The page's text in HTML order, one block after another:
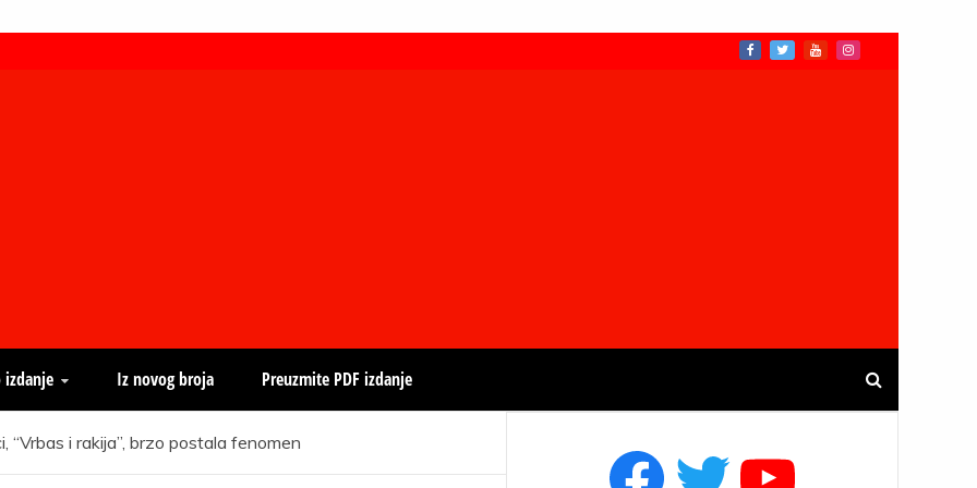
izdanje Iz novog broja Preuzmite PDF izdanje
i rakija”, brzo postala fenomen